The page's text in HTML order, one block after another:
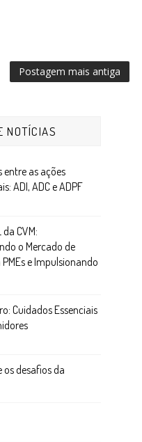
Postagem mais antiga
NOTÍCIAS
entre as ações
ADI, ADC e ADPF
da CVM:
o Mercado de
e Impulsionando
Cuidados Essenciais
os desafios da